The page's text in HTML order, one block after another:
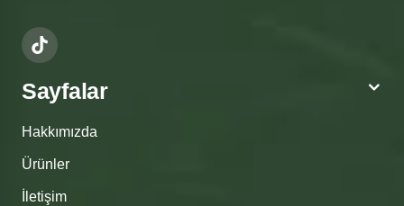
Sayfalar
Hakkımızda
Ürünler
İletişim